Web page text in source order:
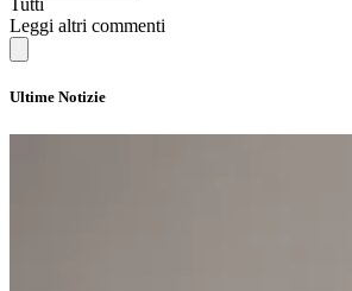
Tutti
Leggi altri commenti
Ultime Notizie